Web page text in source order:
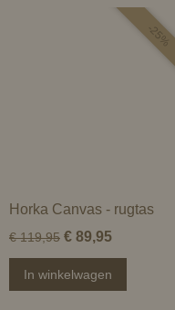
-25%
Horka Canvas - rugtas
€ 119,95 € 89,95
In winkelwagen